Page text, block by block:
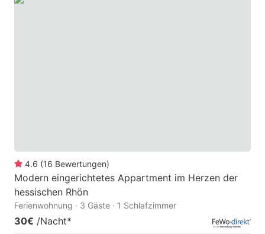
4.6 (16 Bewertungen)
Modern eingerichtetes Appartment im Herzen der
hessischen Rhön
Ferienwohnung · 3 Gäste · 1 Schlafzimmer
30€ /Nacht*